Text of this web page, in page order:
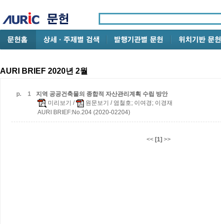
AURI BRIEF 2020년 2월
p. 1
지역 공공건축물의 종합적 자산관리계획 수립 방안
미리보기 / 원문보기 / 염철호; 이여경; 이경재
AURI BRIEF:No.204 (2020-02204)
<< [1] >>